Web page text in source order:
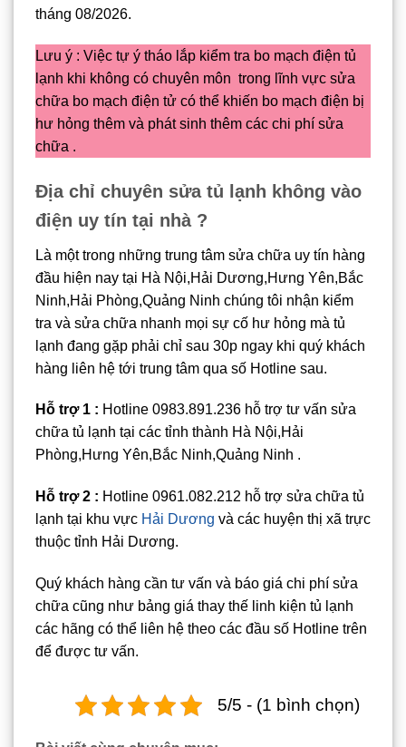
tháng 08/2026.
Lưu ý : Việc tự ý tháo lắp kiểm tra bo mạch điện tủ
lạnh khi không có chuyên môn trong lĩnh vực sửa
chữa bo mạch điện tử có thể khiến bo mạch điện bị
hư hỏng thêm và phát sinh thêm các chi phí sửa
chữa .
Địa chỉ chuyên sửa tủ lạnh không vào
điện uy tín tại nhà ?
Là một trong những trung tâm sửa chữa uy tín hàng
đầu hiện nay tại Hà Nội,Hải Dương,Hưng Yên,Bắc
Ninh,Hải Phòng,Quảng Ninh chúng tôi nhận kiểm
tra và sửa chữa nhanh mọi sự cố hư hỏng mà tủ
lạnh đang gặp phải chỉ sau 30p ngay khi quý khách
hàng liên hệ tới trung tâm qua số Hotline sau.
Hỗ trợ 1 : Hotline 0983.891.236 hỗ trợ tư vấn sửa
chữa tủ lạnh tại các tỉnh thành Hà Nội,Hải
Phòng,Hưng Yên,Bắc Ninh,Quảng Ninh .
Hỗ trợ 2 : Hotline 0961.082.212 hỗ trợ sửa chữa tủ
lạnh tại khu vực Hải Dương và các huyện thị xã trực
thuộc tỉnh Hải Dương.
Quý khách hàng cần tư vấn và báo giá chi phí sửa
chữa cũng như bảng giá thay thế linh kiện tủ lạnh
các hãng có thể liên hệ theo các đầu số Hotline trên
để được tư vấn.
5/5 - (1 bình chọn)